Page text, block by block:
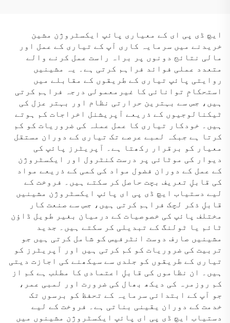
ایچ ڈی پی ای کے معیاری پائپ ایکسٹروژن مشین
خریدنے میں سرمایہ کاری آپ کے تیاری کے عمل اور
مالی نتائج دونوں پر براہ راست عمل کرنے والے
متعدد عملی فوائد فراہم کرتی ہے۔ یہ مشینیں
روایتی پائپ تیاری کے طریقوں کے مقابلے میں
استحکامِ توانائی کا غیرمعمولی درجہ فراہم کرتی
ہیں، جس سے بہترین حرارتی نظام اور بہتر عزل کی
ٹیکنالوجیوں کے ذریعے آپریشنل اخراجات کم ہوتے
ہیں۔ خودکار تیاری کا عمل عملہ کی ضروریات کو کم
کرتا ہے جبکہ لمبے عرصے تک تیاری کے دوران مستقل
معیار کو برقرار رکھتا ہے۔ آپریٹرز پائپ کی
دیوار کی موٹائی پر درست کنٹرول اور ایکسٹروژن
کے عمل کے دوران فضول مواد کی کمی کے ذریعے مواد
کی قابلِ تعریف بچت حاصل کر سکتے ہیں۔ فروخت کے
لیے دستیاب ایچ ڈی پی ای پائپ ایکسٹروژن مشینیں
قابلِ ذکر لچک فراہم کرتی ہیں، جس سے صنعت کار
مختلف پائپ کی خصوصیات کے درمیان بغیر طویل ڈاؤن
ٹائم یا ٹولنگ کے تبدیلی کر سکتے ہیں۔ جدید
مشینیں صارف دوست انٹرفیس کو شامل کرتی ہیں جو
تربیت کی ضروریات کو کم کرتی ہیں اور آپریٹرز کو
تیاری کے طریقوں کو جلدی سے سیکھنے کی اجازت دیتی
ہیں۔ ان نظاموں کی قابلِ اعتمادی کا مطلب ہے کم از
کم روزمرہ کی دیکھ بھال کی ضرورت اور لمبی عمر،
جو آپ کے ابتدائی سرمایہ کے تحفظ کو برسوں تک
خدمت کے دوران یقینی بناتی ہے۔ فروخت کے لیے
دستیاب ایچ ڈی پی ای پائپ ایکسٹروژن مشینوں میں